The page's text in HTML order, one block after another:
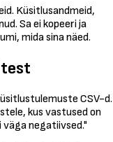
Küsitlusandmeid,
Sa ei kopeeri ja
mida sina näed.
CSV-d.
kus vastused on
negatiivsed."